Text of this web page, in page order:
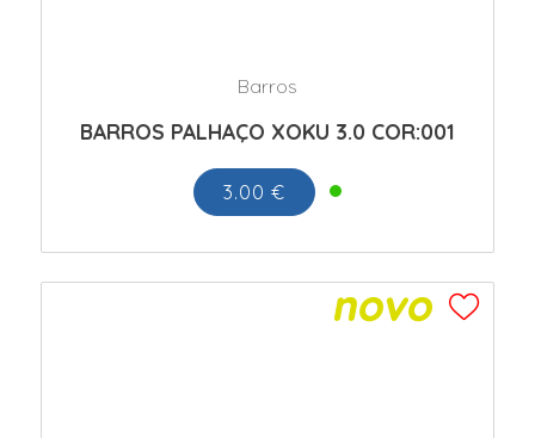
Barros
BARROS PALHAÇO XOKU 3.0 COR:001
3.00 €